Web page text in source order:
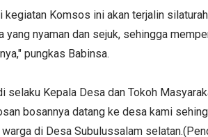
kegiatan Komsos ini akan terjalin
yang nyaman dan sejuk, sehingga
pungkas Babinsa.
selaku Kepala Desa dan Tokoh
bosannya datang ke desa kami
di Desa Subulussalam